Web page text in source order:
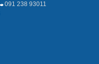
091 238 93011